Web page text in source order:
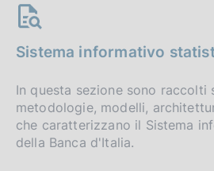
Sistema informativo
In questa sezione sono raccolti
metodologie, modelli,
che caratterizzano il Sistema
della Banca d'Italia.